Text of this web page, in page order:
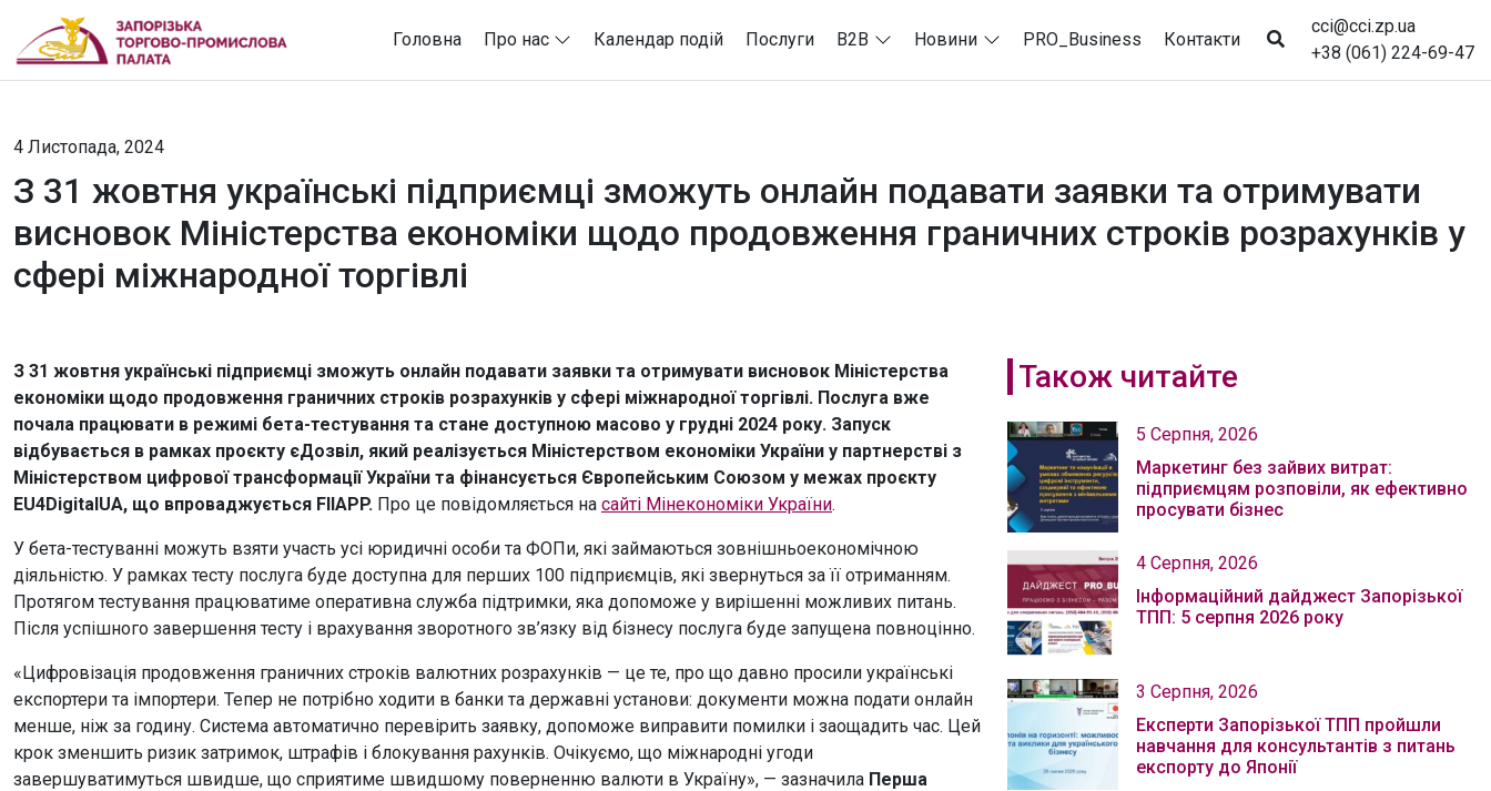
Головна Про нас Календар подій Послуги B2B Новини PRO_Business Контакти
cci@cci.zp.ua
+38 (061) 224-69-47
4 Листопада, 2024
З 31 жовтня українські підприємці зможуть онлайн подавати заявки та отримувати
висновок Міністерства економіки щодо продовження граничних строків розрахунків у
сфері міжнародної торгівлі
З 31 жовтня українські підприємці зможуть онлайн подавати заявки та отримувати висновок Міністерства
економіки щодо продовження граничних строків розрахунків у сфері міжнародної торгівлі. Послуга вже
почала працювати в режимі бета-тестування та стане доступною масово у грудні 2024 року. Запуск
відбувається в рамках проєкту єДозвіл, який реалізується Міністерством економіки України у партнерстві з
Міністерством цифрової трансформації України та фінансується Європейським Союзом у межах проєкту
EU4DigitalUA, що впроваджується FIIAPP. Про це повідомляється на сайті Мінекономіки України.
У бета-тестуванні можуть взяти участь усі юридичні особи та ФОПи, які займаються зовнішньоекономічною
діяльністю. У рамках тесту послуга буде доступна для перших 100 підприємців, які звернуться за її отриманням.
Протягом тестування працюватиме оперативна служба підтримки, яка допоможе у вирішенні можливих питань.
Після успішного завершення тесту і врахування зворотного зв’язку від бізнесу послуга буде запущена повноцінно.
«Цифровізація продовження граничних строків валютних розрахунків — це те, про що давно просили українські
експортери та імпортери. Тепер не потрібно ходити в банки та державні установи: документи можна подати онлайн
менше, ніж за годину. Система автоматично перевірить заявку, допоможе виправити помилки і заощадить час. Цей
крок зменшить ризик затримок, штрафів і блокування рахунків. Очікуємо, що міжнародні угоди
завершуватимуться швидше, що сприятиме швидшому поверненню валюти в Україну», — зазначила Перша
Також читайте
5 Серпня, 2026
Маркетинг без зайвих витрат:
підприємцям розповіли, як ефективно
просувати бізнес
4 Серпня, 2026
Інформаційний дайджест Запорізької
ТПП: 5 серпня 2026 року
3 Серпня, 2026
Експерти Запорізької ТПП пройшли
навчання для консультантів з питань
експорту до Японії